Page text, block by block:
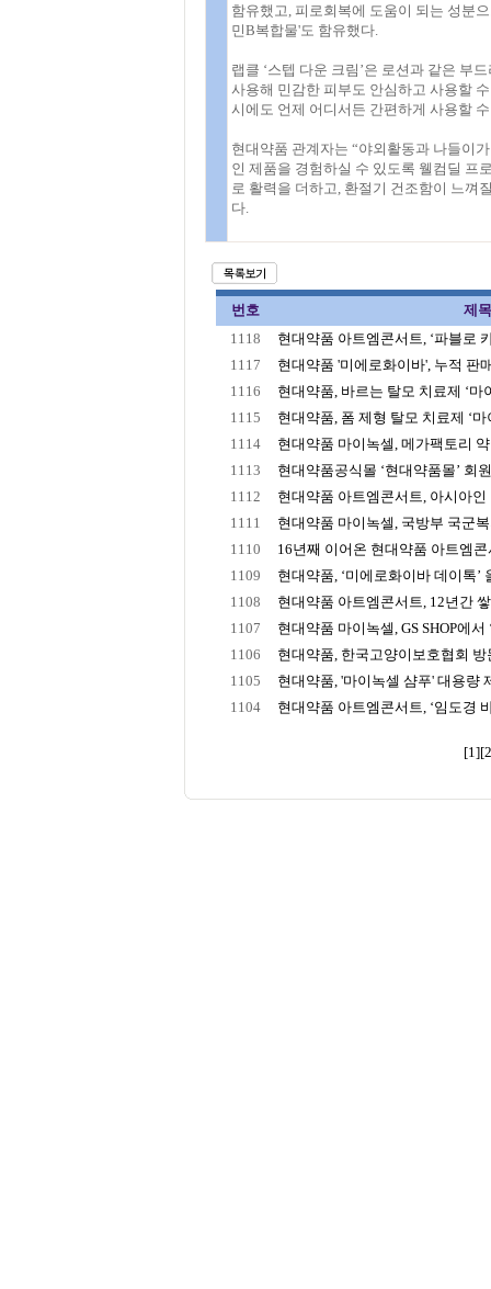
함유했고, 피로회복에 도움이 되는 성분
민B복합물'도 함유했다.
랩클 ‘스텝 다운 크림’은 로션과 같은 부
사용해 민감한 피부도 안심하고 사용할
시에도 언제 어디서든 간편하게 사용할
현대약품 관계자는 “야외활동과 나들이
인 제품을 경험하실 수 있도록 웰컴딜 프
로 활력을 더하고, 환절기 건조함이 느껴
다.
번호
제목
1118
현대약품 아트엠콘서트, ‘파블로
1117
현대약품 '미에로화이바', 누적 판
1116
현대약품, 바르는 탈모 치료제 ‘마
1115
현대약품, 폼 제형 탈모 치료제 ‘마
1114
현대약품 마이녹셀, 메가팩토리
1113
현대약품공식몰 ‘현대약품몰’ 회
1112
현대약품 아트엠콘서트, 아시아인
1111
현대약품 마이녹셀, 국방부 국군
1110
16년째 이어온 현대약품 아트엠콘
1109
현대약품, ‘미에로화이바 데이톡’
1108
현대약품 아트엠콘서트, 12년간
1107
현대약품 마이녹셀, GS SHOP에서
1106
현대약품, 한국고양이보호협회 방
1105
현대약품, '마이녹셀 샴푸' 대용량
1104
현대약품 아트엠콘서트, ‘임도경
[1]